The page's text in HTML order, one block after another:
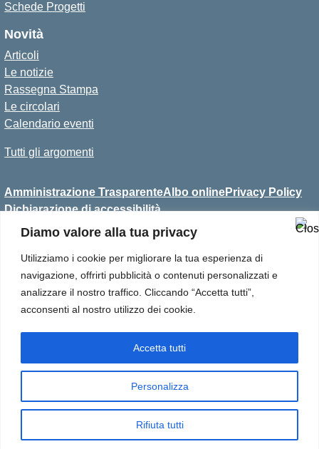
Diamo valore alla tua privacy
Utilizziamo i cookie per migliorare la tua esperienza di
navigazione, offrirti pubblicità o contenuti personalizzati e
analizzare il nostro traffico. Cliccando “Accetta tutti”,
acconsenti al nostro utilizzo dei cookie.
Personalizza
Rifiuta tutti
Accetta tutti
Schede Progetti
Novità
Articoli
Le notizie
Rassegna Stampa
Le circolari
Calendario eventi
Tutti gli argomenti
Amministrazione TrasparenteAlbo onlinePrivacy Policy
Dichiarazione di accessibilità
Convitto Statale per Sordi
Antonio Magarotto
Via C. Callegari, 6
35133 Padova
Pec: pdvc030007@pec.istruzione.it